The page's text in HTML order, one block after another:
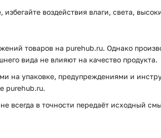
воздействия влаги, света,
товаров на purehub.ru. Однако
вида не влияют на качество продукта.
на упаковке, предупреждениями и
purehub.ru.
всегда в точности передаёт исходный